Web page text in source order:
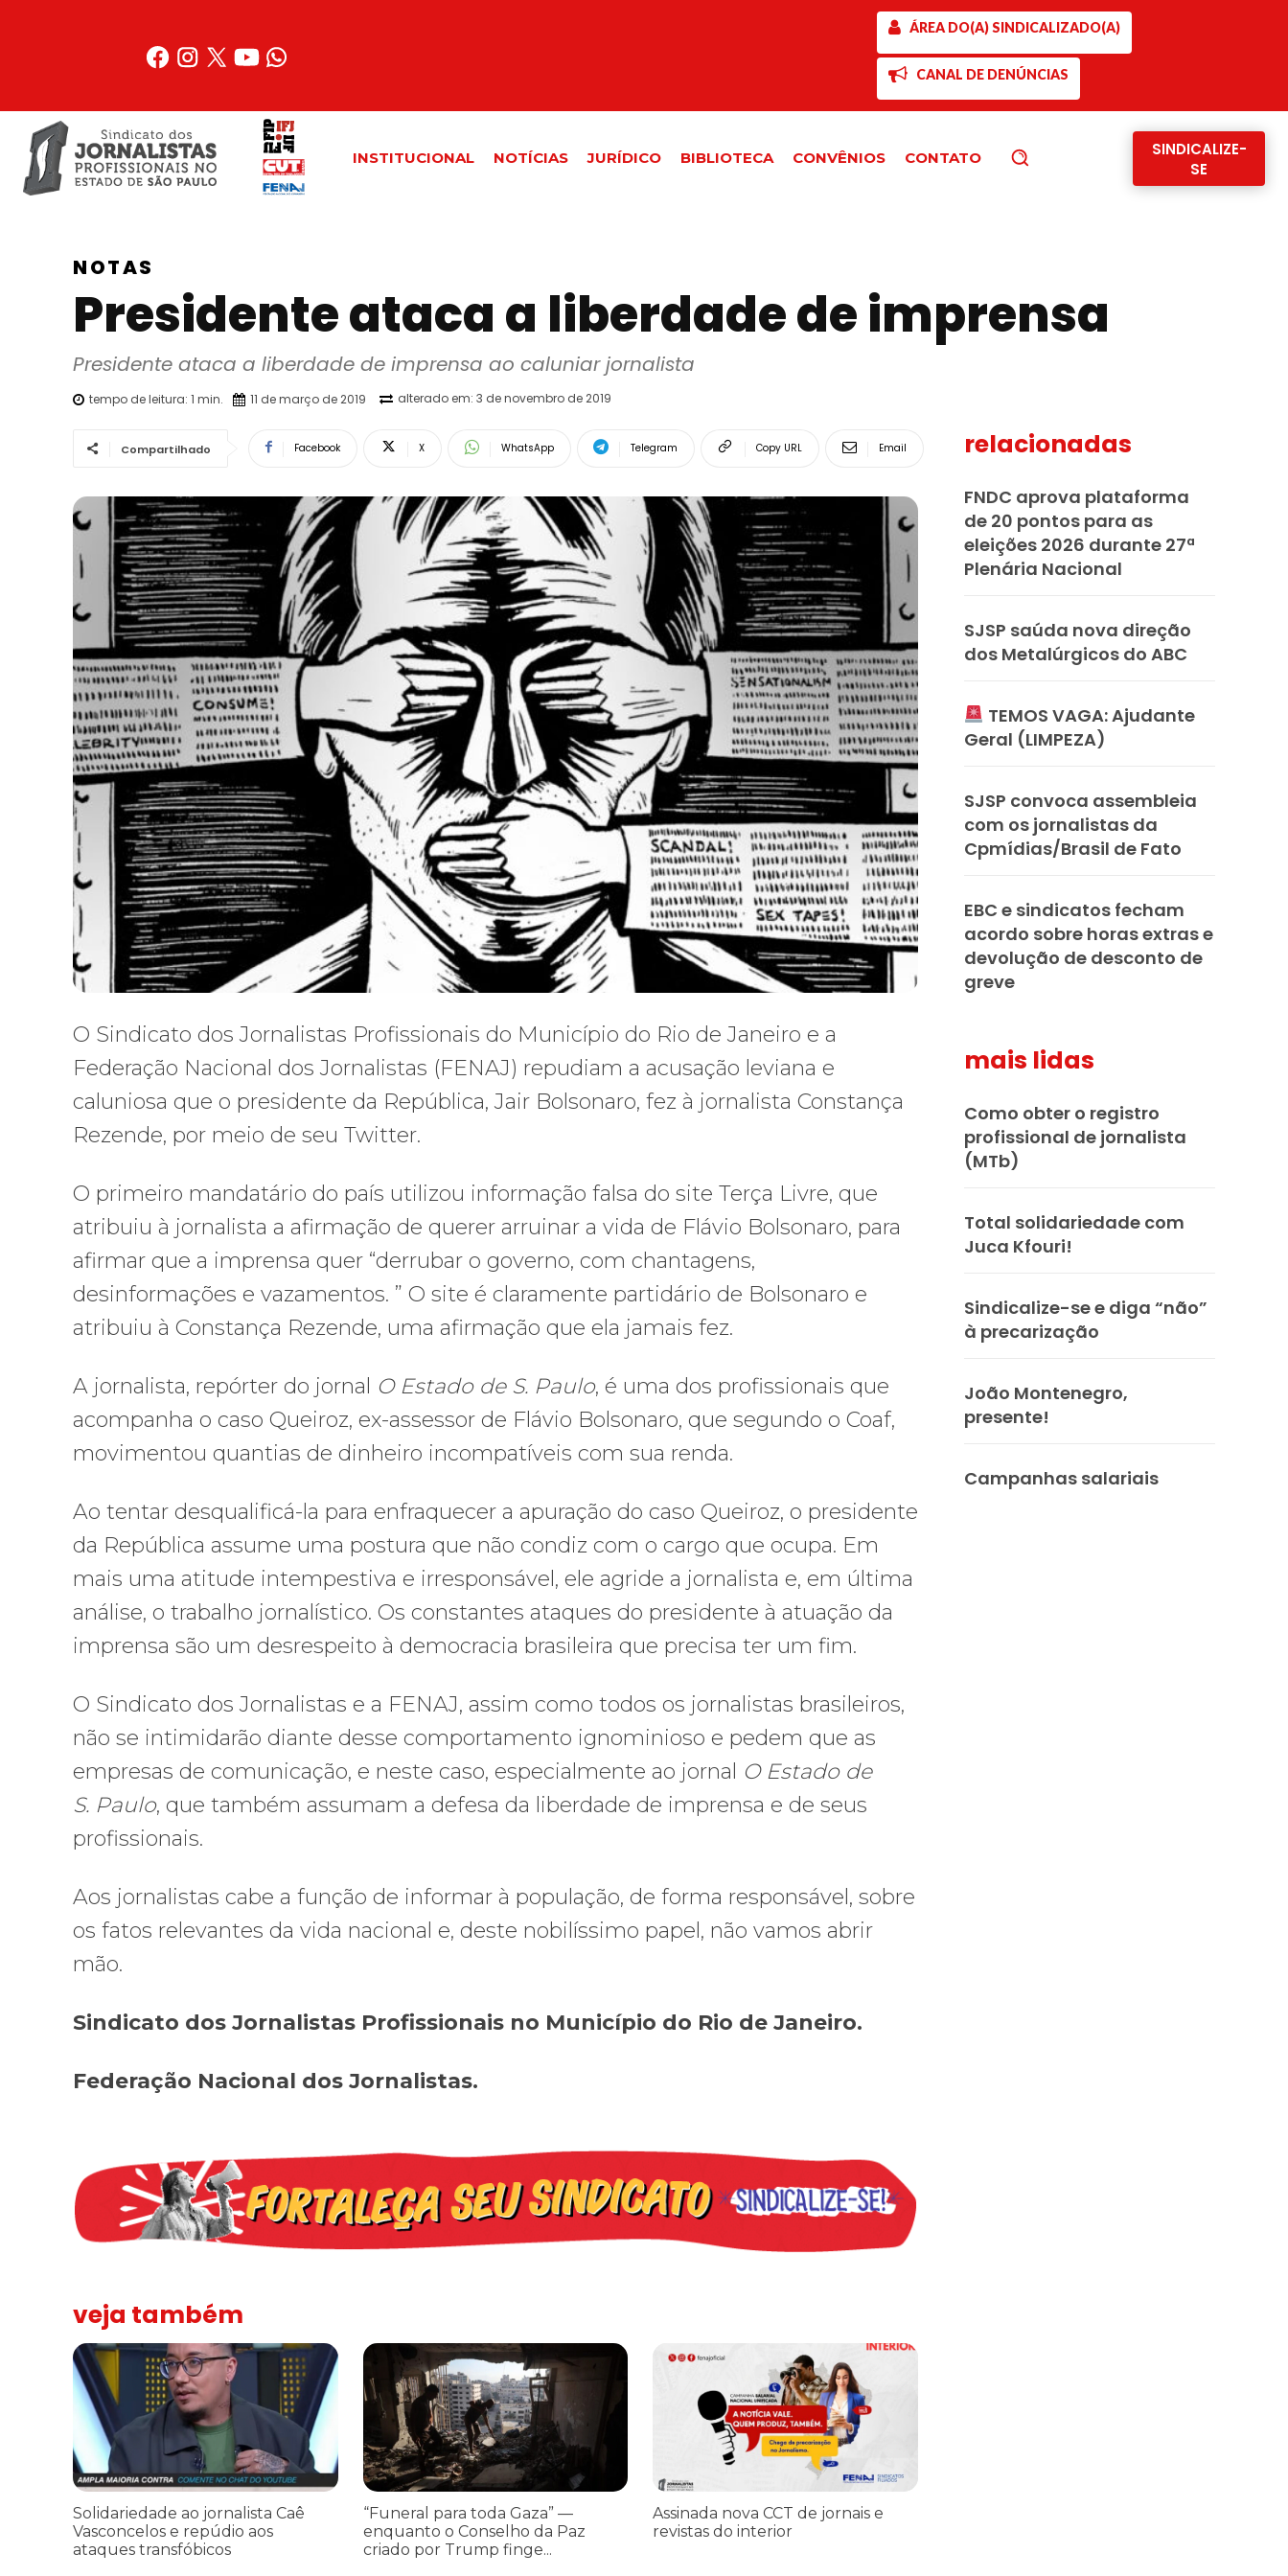
ÁREA DO(A) SINDICALIZADO(A)
CANAL DE DENÚNCIAS
INSTITUCIONAL NOTÍCIAS JURÍDICO BIBLIOTECA CONVÊNIOS CONTATO
SINDICALIZE-
SE
NOTAS
Presidente ataca a liberdade de imprensa
Presidente ataca a liberdade de imprensa ao caluniar jornalista
tempo de leitura: 1 min. 11 de março de 2019 alterado em: 3 de novembro de 2019
Compartilhado Facebook X WhatsApp Telegram Copy URL Email
O Sindicato dos Jornalistas Profissionais do Município do Rio de Janeiro e a
Federação Nacional dos Jornalistas (FENAJ) repudiam a acusação leviana e
caluniosa que o presidente da República, Jair Bolsonaro, fez à jornalista Constança
Rezende, por meio de seu Twitter.
O primeiro mandatário do país utilizou informação falsa do site Terça Livre, que
atribuiu à jornalista a afirmação de querer arruinar a vida de Flávio Bolsonaro, para
afirmar que a imprensa quer “derrubar o governo, com chantagens,
desinformações e vazamentos. ” O site é claramente partidário de Bolsonaro e
atribuiu à Constança Rezende, uma afirmação que ela jamais fez.
A jornalista, repórter do jornal O Estado de S. Paulo, é uma dos profissionais que
acompanha o caso Queiroz, ex-assessor de Flávio Bolsonaro, que segundo o Coaf,
movimentou quantias de dinheiro incompatíveis com sua renda.
Ao tentar desqualificá-la para enfraquecer a apuração do caso Queiroz, o presidente
da República assume uma postura que não condiz com o cargo que ocupa. Em
mais uma atitude intempestiva e irresponsável, ele agride a jornalista e, em última
análise, o trabalho jornalístico. Os constantes ataques do presidente à atuação da
imprensa são um desrespeito à democracia brasileira que precisa ter um fim.
O Sindicato dos Jornalistas e a FENAJ, assim como todos os jornalistas brasileiros,
não se intimidarão diante desse comportamento ignominioso e pedem que as
empresas de comunicação, e neste caso, especialmente ao jornal O Estado de
S. Paulo, que também assumam a defesa da liberdade de imprensa e de seus
profissionais.
Aos jornalistas cabe a função de informar à população, de forma responsável, sobre
os fatos relevantes da vida nacional e, deste nobilíssimo papel, não vamos abrir
mão.
Sindicato dos Jornalistas Profissionais no Município do Rio de Janeiro.
Federação Nacional dos Jornalistas.
veja também
Solidariedade ao jornalista Caê Vasconcelos e repúdio aos ataques transfóbicos
Solidariedade ao jornalista Caê
Vasconcelos e repúdio aos
ataques transfóbicos
“Funeral para toda Gaza” — enquanto o Conselho da Paz criado por Trump finge praticar diplomacia, Israel intensifica assassinatos
“Funeral para toda Gaza” —
enquanto o Conselho da Paz
criado por Trump finge...
Assinada nova CCT de jornais e revistas do interior
Assinada nova CCT de jornais e
revistas do interior
relacionadas
FNDC aprova plataforma
de 20 pontos para as
eleições 2026 durante 27ª
Plenária Nacional
SJSP saúda nova direção
dos Metalúrgicos do ABC
TEMOS VAGA: Ajudante
Geral (LIMPEZA)
SJSP convoca assembleia
com os jornalistas da
Cpmídias/Brasil de Fato
EBC e sindicatos fecham
acordo sobre horas extras e
devolução de desconto de
greve
mais lidas
Como obter o registro
profissional de jornalista
(MTb)
Total solidariedade com
Juca Kfouri!
Sindicalize-se e diga “não”
à precarização
João Montenegro,
presente!
Campanhas salariais